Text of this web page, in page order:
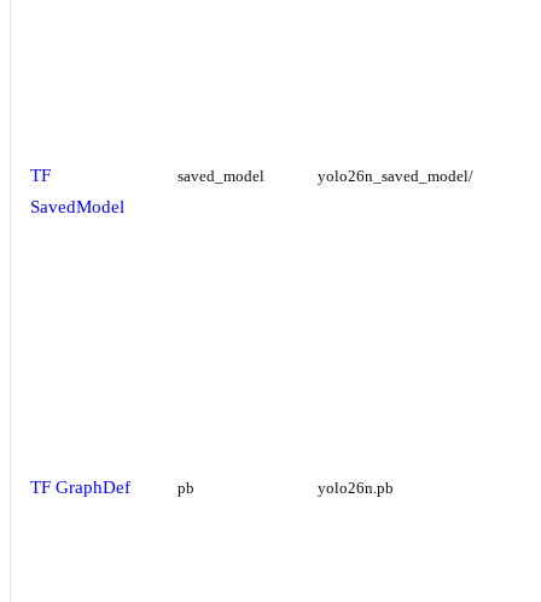
TF
SavedModel
saved_model yolo26n_saved_model/
TF GraphDef pb yolo26n.pb